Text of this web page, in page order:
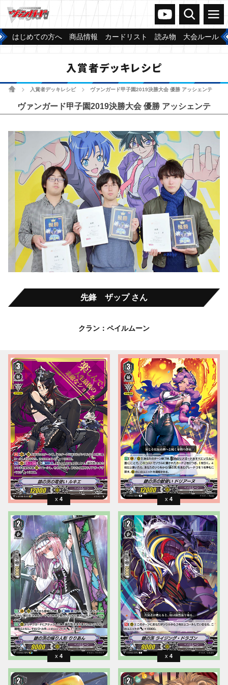
ヴァンガードch
検索 メニュー
はじめての方へ 商品情報 カードリスト 読み物 大会ルール
入賞者デッキレシピ
ホーム 入賞者デッキレシピ ヴァンガード甲子園2019決勝大会 優勝 アッシェンテ
ヴァンガード甲子園2019決勝大会 優勝 アッシェンテ
先鋒 ザップ さん
クラン：ペイルムーン
4 4
4 4